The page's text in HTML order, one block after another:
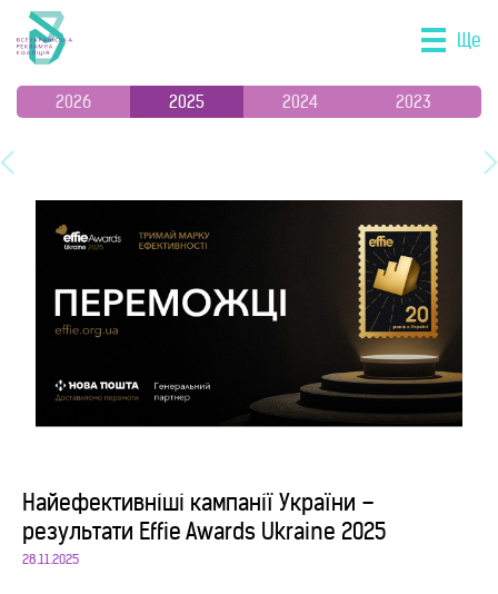
Ще
2026 2025 2024 2023
Найефективніші кампанії України –
результати Effie Awards Ukraine 2025
28.11.2025